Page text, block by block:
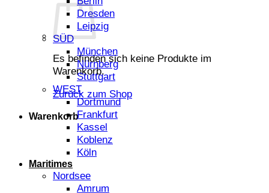
Es befinden sich keine Produkte im
Warenkorb.
Zurück zum Shop
Warenkorb
Dresden
Leipzig
SÜD
München
Nürnberg
Stuttgart
WEST
Dortmund
Frankfurt
Kassel
Koblenz
Köln
Maritimes
Nordsee
Amrum